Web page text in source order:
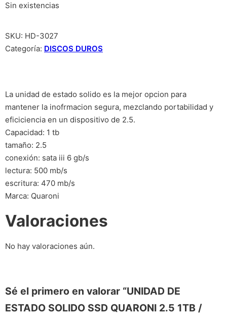
Sin existencias
SKU: HD-3027
Categoría: DISCOS DUROS
La unidad de estado solido es la mejor opcion para
mantener la inofrmacion segura, mezclando portabilidad y
eficiciencia en un dispositivo de 2.5.
Capacidad: 1 tb
tamaño: 2.5
conexión: sata iii 6 gb/s
lectura: 500 mb/s
escritura: 470 mb/s
Marca: Quaroni
Valoraciones
No hay valoraciones aún.
Sé el primero en valorar “UNIDAD DE
ESTADO SOLIDO SSD QUARONI 2.5 1TB /